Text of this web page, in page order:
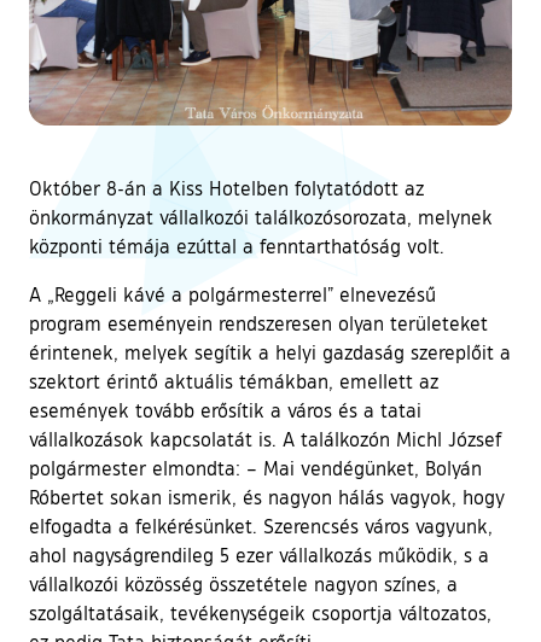
Október 8-án a Kiss Hotelben folytatódott az
önkormányzat vállalkozói találkozósorozata, melynek
központi témája ezúttal a fenntarthatóság volt.
A „Reggeli kávé a polgármesterrel” elnevezésű
program eseményein rendszeresen olyan területeket
érintenek, melyek segítik a helyi gazdaság szereplőit a
szektort érintő aktuális témákban, emellett az
események tovább erősítik a város és a tatai
vállalkozások kapcsolatát is. A találkozón Michl József
polgármester elmondta: – Mai vendégünket, Bolyán
Róbertet sokan ismerik, és nagyon hálás vagyok, hogy
elfogadta a felkérésünket. Szerencsés város vagyunk,
ahol nagyságrendileg 5 ezer vállalkozás működik, s a
vállalkozói közösség összetétele nagyon színes, a
szolgáltatásaik, tevékenységeik csoportja változatos,